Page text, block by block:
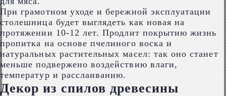
При грамотном уходе и бережной эксплуатации
столешница будет выглядеть как новая на
протяжении 10-12 лет. Продлит покрытию жизнь
пропитка на основе пчелиного воска и
натуральных растительных масел: так оно станет
меньше подвержено воздействию влаги,
температур и расслаиванию.
Декор из спилов древесины